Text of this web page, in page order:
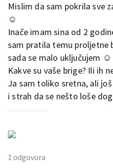
Mislim da sam pokrila sve
☺️
Inače imam sina od 2
sam pratila temu proljetne
sada se malo uključujem ☺️
Kakve su vaše brige? Ili ih
Ja sam toliko sretna, ali
i strah da se nešto loše
1 odgovora